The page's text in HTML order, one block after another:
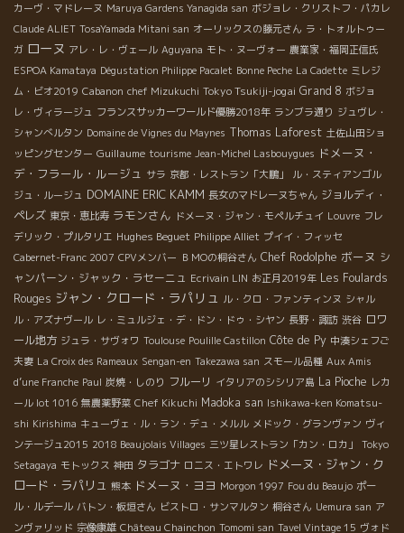
カーヴ・マドレーヌ Maruya Gardens Yanagida san ボジョレ・クリストフ・パカレ
Claude ALIET TosaYamada Mitani san オーリックスの藤元さん ラ・トォルトゥー
ガ ローヌ アレ・レ・ヴェール Aguyana モト・ヌーヴォー 農業家・福岡正信氏
ESPOA Kamataya Dégustation Philippe Pacalet Bonne Peche La Cadette ミレジ
ム・ビオ2019 Cabanon chef Mizukuchi Tokyo Tsukiji-jogai Grand 8 ボジョ
レ・ヴィラージュ フランスサッカーワールド優勝2018年 ランブラ通り ジュヴレ・
シャンべルタン Domaine de Vignes du Maynes Thomas Laforest 土佐山田ショ
ッピングセンター Guillaume tourisme Jean-Michel Lasbouygues ドメーヌ・
デ・フラール・ルージュ サラ 京都・レストラン「大鵬」
ル・スティアンゴル
ジュ・ルージュ DOMAINE ERIC KAMM 長女のマドレーヌちゃん ジョルディ・
ペレズ 東京・恵比寿 ラモンさん ドメーヌ・ジャン・モペルチュイ Louvre フレ
デリック・プルタリエ Hughes Beguet Philippe Alliet プイイ・フィッセ
Cabernet-Franc 2007 CPVメンバー ＢＭОの桐谷さん Chef Rodolphe ボーヌ シ
ャンパーン・ジャック・ラセーニュ Ecrivain LIN お正月2019年 Les Foulards
Rouges ジャン・クロード・ラパリュ ル・クロ・ファンティンヌ シャル
ル・アズナヴール レ・ミュルジェ・デ・ドン・ドゥ・シヤン 長野・諏訪 渋谷 ロワ
ール地方 ジュラ・サヴォワ Toulouse Poulille Castillon Côte de Py 中湊シェフご
夫妻 La Croix des Rameaux Sengan-en Takezawa san スモール品種 Aux Amis
d’une Franche Paul 炭焼・しのり フルーリ イタリアのシシリア島 La Pioche レカ
ール lot 1016 無農薬野菜 Chef Kikuchi Madoka san Ishikawa-ken Komatsu-
shi Kirishima キューヴェ・ル・ラン・デュ・メルル メドック・グランヴァン ヴィ
ンテージュ2015 2018 Beaujolais Villages 三ツ星レストラン「カン・ロカ」
Tokyo
Setagaya モトックス 神田 タラゴナ ロニス・エトワレ ドメーヌ・ジャン・ク
ロード・ラパリュ 熊本 ドメーヌ・ヨヨ Morgon 1997 Fou du Beaujo ポー
ル・ルデール バトン・板垣さん ビストロ・サンマルタン 桐谷さん Uemura san ア
ンヴァリッド 宗像康雄 Château Chainchon Tomomi san Tavel Vintage 15 ヴォド